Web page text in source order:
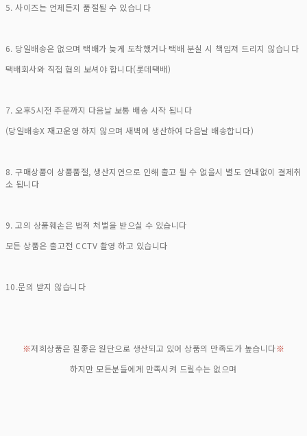
5. 사이즈는 언제든지 품절될 수 있습니다
6. 당일배송은 없으며 택배가 늦게 도착했거나 택배 분실 시 책임져 드리지 않습니다
택배회사와 직접 협의 보셔야 합니다(롯데택배)
7. 오후5시전 주문까지 다음날 보통 배송 시작 됩니다
(당일배송X 재고운영 하지 않으며 새벽에 생산하여 다음날 배송합니다)
8. 구매상품이 상품품절, 생산지연으로 인해 출고 될 수 없을시 별도 안내없이 결제취
소 됩니다
9. 고의 상품훼손은 법적 처벌을 받으실 수 있습니다
모든 상품은 출고전 CCTV 촬영 하고 있습니다
10.문의 받지 않습니다
※저희상품은 질좋은 원단으로 생산되고 있어 상품의 만족도가 높습니다※
하지만 모든분들에게 만족시켜 드릴수는 없으며